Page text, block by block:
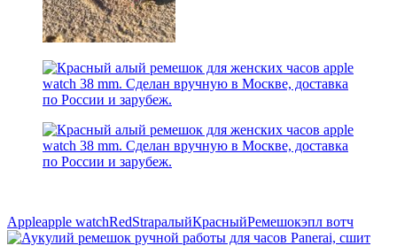
Appleapple watchRedStrapалыйКрасныйРемешокэпл вотч